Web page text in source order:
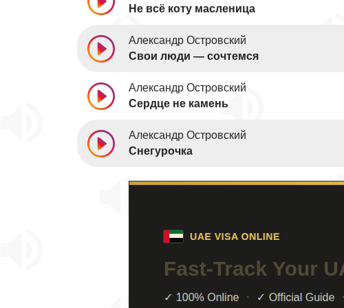
Не всё коту масленица
Александр Островский
Свои люди — сочтемся
Александр Островский
Сердце не камень
Александр Островский
Снегурочка